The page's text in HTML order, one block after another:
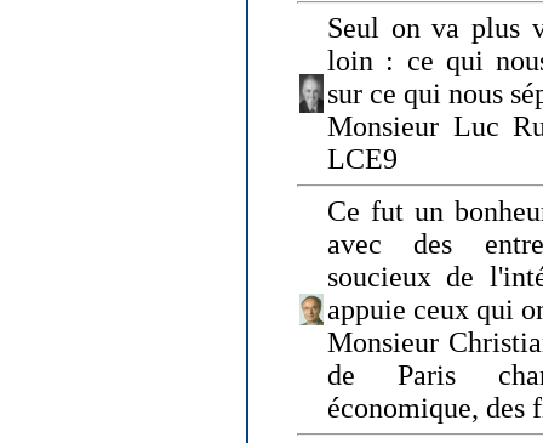
Seul on va plus
loin : ce qui
sur ce qui nous
Monsieur Luc
LCE9
Ce fut un
avec des
soucieux de
appuie ceux qui
Monsieur
de Paris
économique, des